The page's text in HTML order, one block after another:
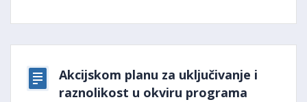
Akcijskom planu za uključivanje i
raznolikost u okviru programa